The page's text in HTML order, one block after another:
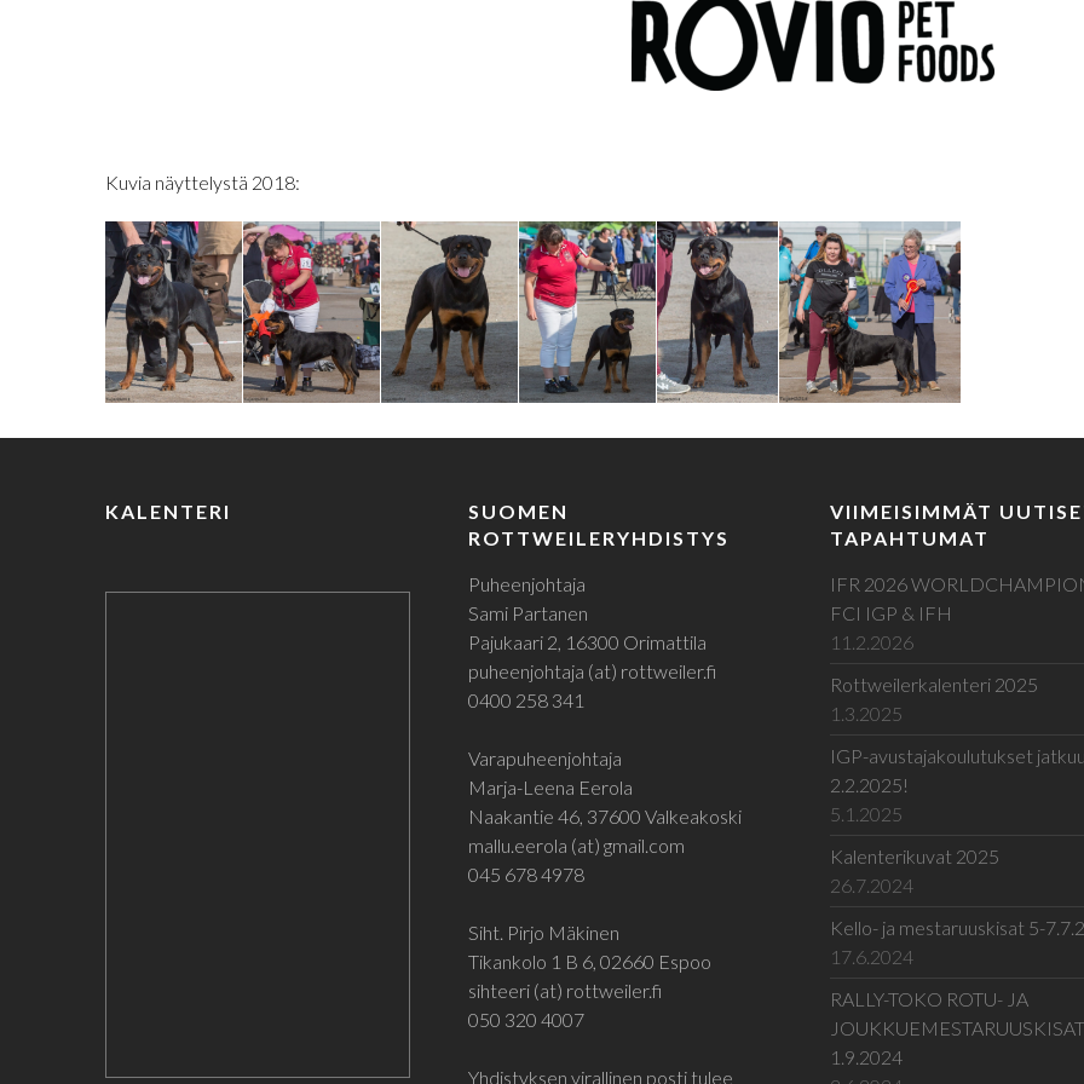
Kuvia näyttelystä 2018:
KALENTERI
SUOMEN
ROTTWEILERYHDISTYS
Puheenjohtaja
Sami Partanen
Pajukaari 2, 16300 Orimattila
puheenjohtaja (at) rottweiler.fi
0400 258 341
Varapuheenjohtaja
Marja-Leena Eerola
Naakantie 46, 37600 Valkeakoski
mallu.eerola (at) gmail.com
045 678 4978
Siht. Pirjo Mäkinen
Tikankolo 1 B 6, 02660 Espoo
sihteeri (at) rottweiler.fi
050 320 4007
Yhdistyksen virallinen posti tulee
VIIMEISIMMÄT
TAPAHTUMAT
IFR 2026
FCI IGP & IFH
11.2.2026
Rottweilerkalenteri 2025
1.3.2025
IGP-avustajakoulutukset jatkuu
2.2.2025!
5.1.2025
Kalenterikuvat 2025
26.7.2024
Kello- ja mestaruuskisat 5-
17.6.2024
RALLY-TOKO ROTU- JA
JOUKKUEMESTARUUSKISAT
1.9.2024